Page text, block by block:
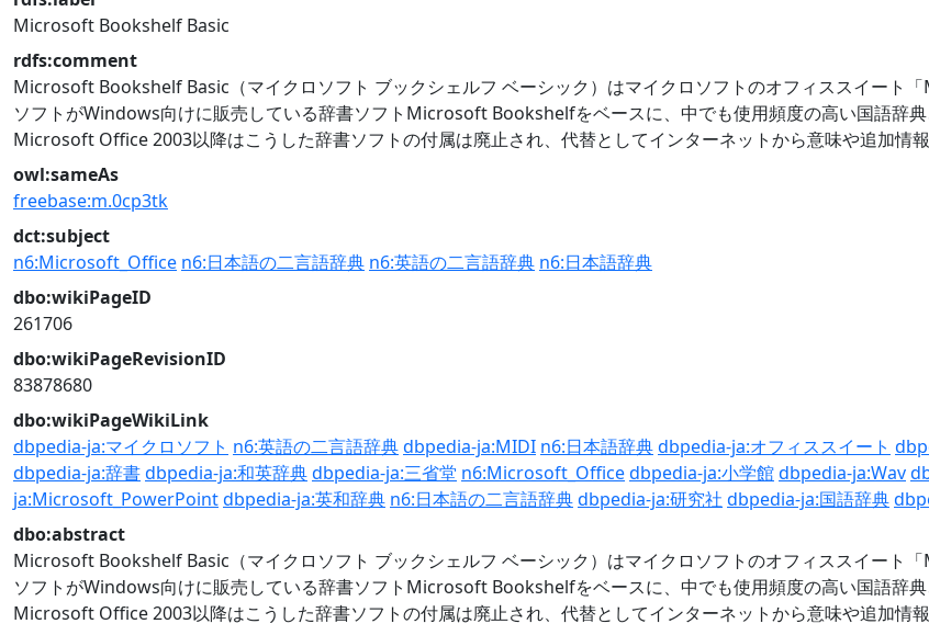
Microsoft Bookshelf Basic
rdfs:comment
Microsoft Bookshelf Basic（マイクロソフト ブックシェルフ ベーシック）はマイクロソフトのオフィススイート
ソフトがWindows向けに販売している辞書ソフトMicrosoft Bookshelfをベースに、中でも使用頻度の高い国語辞典
Microsoft Office 2003以降はこうした辞書ソフトの付属は廃止され、代替としてインターネットから意味や追加情
owl:sameAs
freebase:m.0cp3tk
dct:subject
n6:Microsoft_Office n6:日本語の二言語辞典 n6:英語の二言語辞典 n6:日本語辞典
dbo:wikiPageID
261706
dbo:wikiPageRevisionID
83878680
dbo:wikiPageWikiLink
dbpedia-ja:マイクロソフト n6:英語の二言語辞典dbpedia-ja:MIDI n6:日本語辞典dbpedia-ja:オフィススイート
dbpedia-ja:辞書dbpedia-ja:和英辞典dbpedia-ja:三省堂 n6:Microsoft_Officedbpedia-ja:小学館dbpedia-ja:Wav
ja:Microsoft_PowerPointdbpedia-ja:英和辞典 n6:日本語の二言語辞典dbpedia-ja:研究社 dbpedia-ja:国語辞典
dbo:abstract
Microsoft Bookshelf Basic（マイクロソフト ブックシェルフ ベーシック）はマイクロソフトのオフィススイート
ソフトがWindows向けに販売している辞書ソフトMicrosoft Bookshelfをベースに、中でも使用頻度の高い国語辞典
Microsoft Office 2003以降はこうした辞書ソフトの付属は廃止され、代替としてインターネットから意味や追加情